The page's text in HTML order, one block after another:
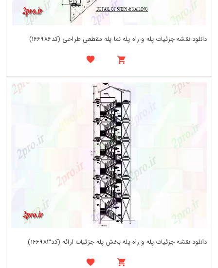
دانلود نقشه جزئیات پله و راه پله نما پله مقطعی طراحی (کد166986)
دانلود نقشه جزئیات پله و راه پله بخش پله جزئیات ارائه (کد166983)